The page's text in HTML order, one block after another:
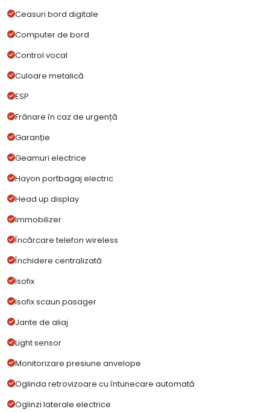
Ceasuri bord digitale
Computer de bord
Control vocal
Culoare metalică
ESP
Frânare în caz de urgență
Garanție
Geamuri electrice
Hayon portbagaj electric
Head up display
Immobilizer
Încărcare telefon wireless
Închidere centralizată
Isofix
Isofix scaun pasager
Jante de aliaj
Light sensor
Monitorizare presiune anvelope
Oglinda retrovizoare cu întunecare automată
Oglinzi laterale electrice